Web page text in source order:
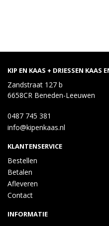
KIP EN KAAS + DRIESSEN KAAS
Zandstraat 127 b
6658CR Beneden-Leeuwen
0487 745 381
info@kipenkaas.nl
KLANTENSERVICE
Bestellen
Betalen
Afleveren
Contact
INFORMATIE